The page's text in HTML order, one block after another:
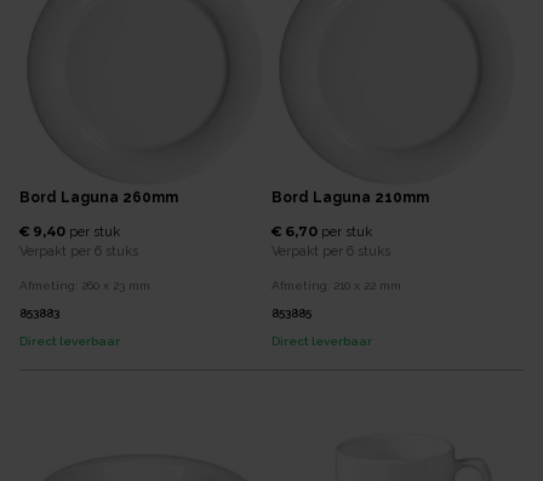
Bord Laguna 260mm
€ 9,40 per stuk
Verpakt per 6 stuks
Afmeting: 260 x 23 mm
853883
Direct leverbaar
Bord Laguna 210mm
€ 6,70 per stuk
Verpakt per 6 stuks
Afmeting: 210 x 22 mm
853885
Direct leverbaar